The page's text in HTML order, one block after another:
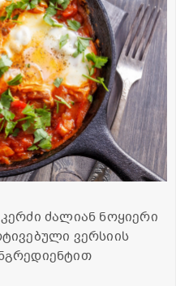
ძალიან ნოყიერი
ვერსიის